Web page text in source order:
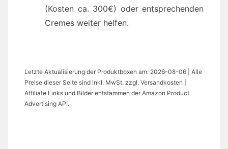
(Kosten ca. 300€) oder entsprechenden
Cremes weiter helfen.
Letzte Aktualisierung der Produktboxen am: 2026-08-06 | Alle
Preise dieser Seite sind inkl. MwSt. zzgl. Versandkosten |
Affiliate Links und Bilder entstammen der Amazon Product
Advertising API.